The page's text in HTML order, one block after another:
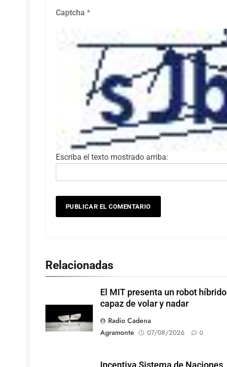
Captcha *
Escriba el texto mostrado arriba:
Relacionadas
El MIT presenta un robot híbrido
capaz de volar y nadar
Radio Cadena
Agramonte
07/08/2026 0
Incentiva Sistema de Naciones